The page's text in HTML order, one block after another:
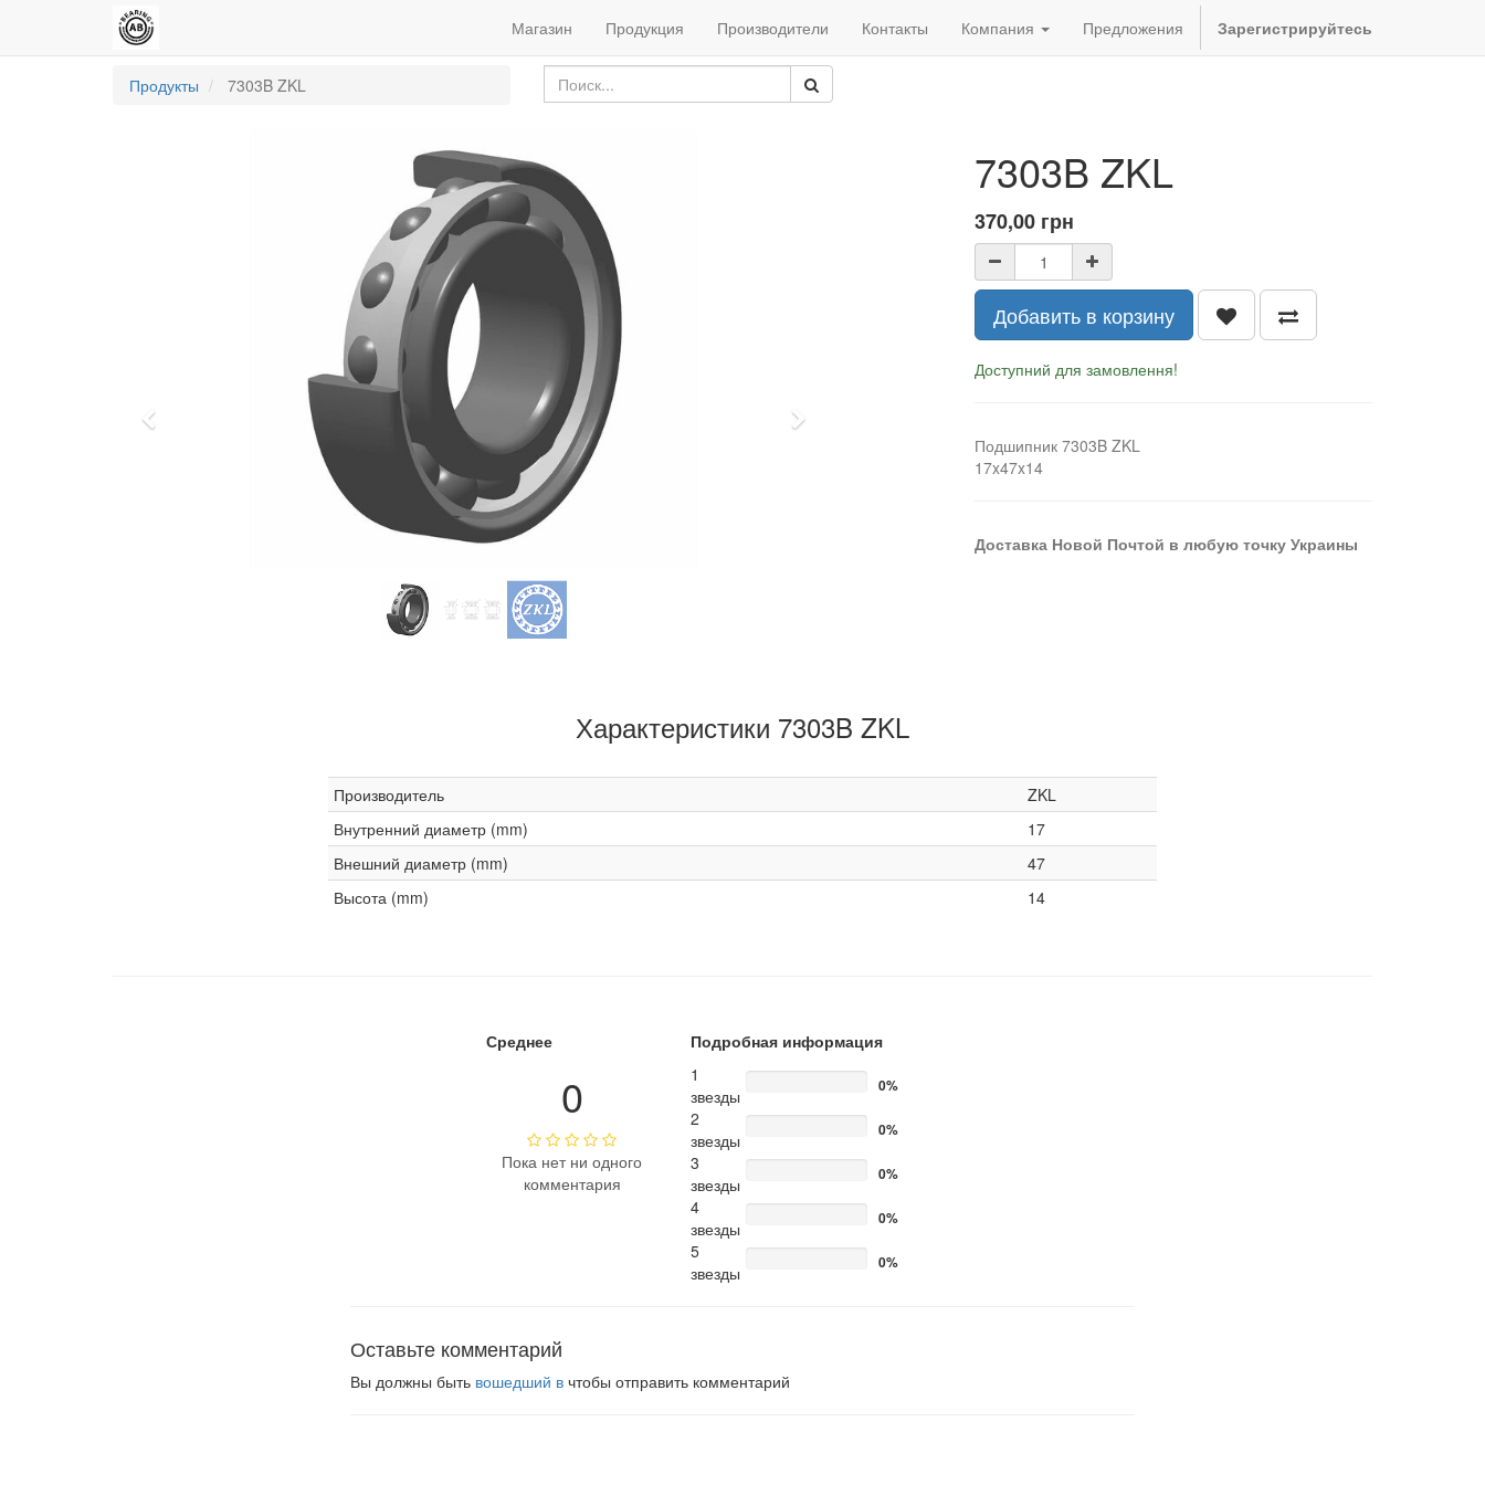
Магазин Продукция Производители Контакты Компания Предложения Зарегистрируйтесь
Продукты 7303B ZKL
Next
7303B ZKL
370,00 грн
Добавить в корзину
Доступний для замовлення!
Подшипник 7303B ZKL
17x47x14
Доставка Новой Почтой в любую точку Украины
Характеристики 7303B ZKL
Производитель
ZKL
Внутренний диаметр (mm)
17
Внешний диаметр (mm)
47
Высота (mm)
14
Среднее
0
Пока нет ни одного
комментария
Подробная информация
1
звезды
0%
2
звезды
0%
3
звезды
0%
4
звезды
0%
5
звезды
0%
Оставьте комментарий
Вы должны быть вошедший в чтобы отправить комментарий